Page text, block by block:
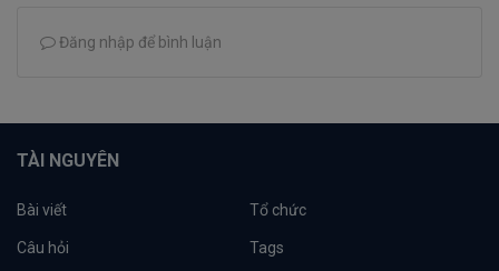
Đăng nhập để bình luận
TÀI NGUYÊN
Bài viết Tổ chức
Câu hỏi Tags